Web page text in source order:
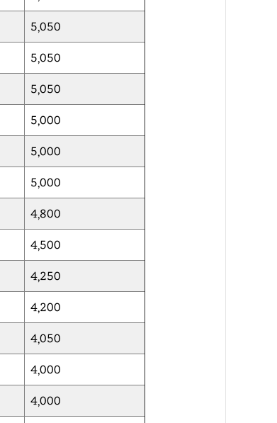
5,050
5,050
5,050
5,000
5,000
5,000
4,800
4,500
4,250
4,200
4,050
4,000
4,000